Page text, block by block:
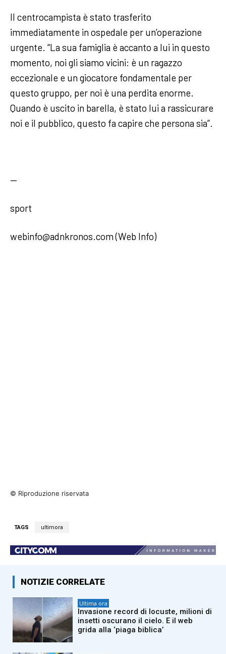
Il centrocampista è stato trasferito
immediatamente in ospedale per un’operazione
urgente. “La sua famiglia è accanto a lui in questo
momento, noi gli siamo vicini: è un ragazzo
eccezionale e un giocatore fondamentale per
questo gruppo, per noi è una perdita enorme.
Quando è uscito in barella, è stato lui a rassicurare
noi e il pubblico, questo fa capire che persona sia”.
—
sport
webinfo@adnkronos.com (Web Info)
© Riproduzione riservata
TAGS ultimora
NOTIZIE CORRELATE
Ultima ora
Invasione record di locuste, milioni di
insetti oscurano il cielo. E il web
grida alla ‘piaga biblica’